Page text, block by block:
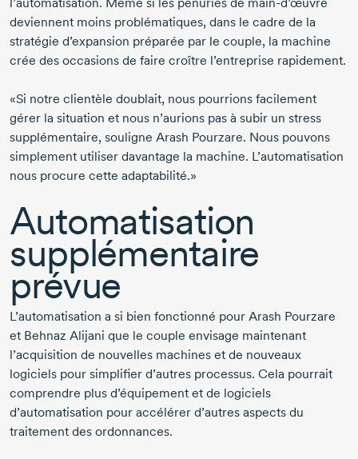
deviennent moins problématiques, dans le cadre de la
stratégie d’expansion préparée par le couple, la machine
crée des occasions de faire croître l’entreprise rapidement.
«Si notre clientèle doublait, nous pourrions facilement
gérer la situation et nous n’aurions pas à subir un stress
supplémentaire, souligne Arash Pourzare. Nous pouvons
simplement utiliser davantage la machine. L’automatisation
nous procure cette adaptabilité.»
Automatisation
supplémentaire
prévue
L’automatisation a si bien fonctionné pour Arash Pourzare
et Behnaz Alijani que le couple envisage maintenant
l’acquisition de nouvelles machines et de nouveaux
logiciels pour simplifier d’autres processus. Cela pourrait
comprendre plus d’équipement et de logiciels
d’automatisation pour accélérer d’autres aspects du
traitement des ordonnances.